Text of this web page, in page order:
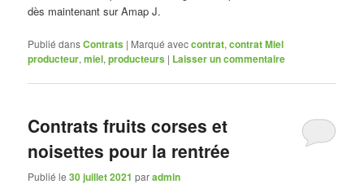
dès maintenant sur Amap J.
Publié dansContrats | Marqué aveccontrat,contrat Miel
producteur,miel,producteurs | Laisser un commentaire
Contrats fruits corses et
noisettes pour la rentrée
Publié le30 juillet 2021 paradmin